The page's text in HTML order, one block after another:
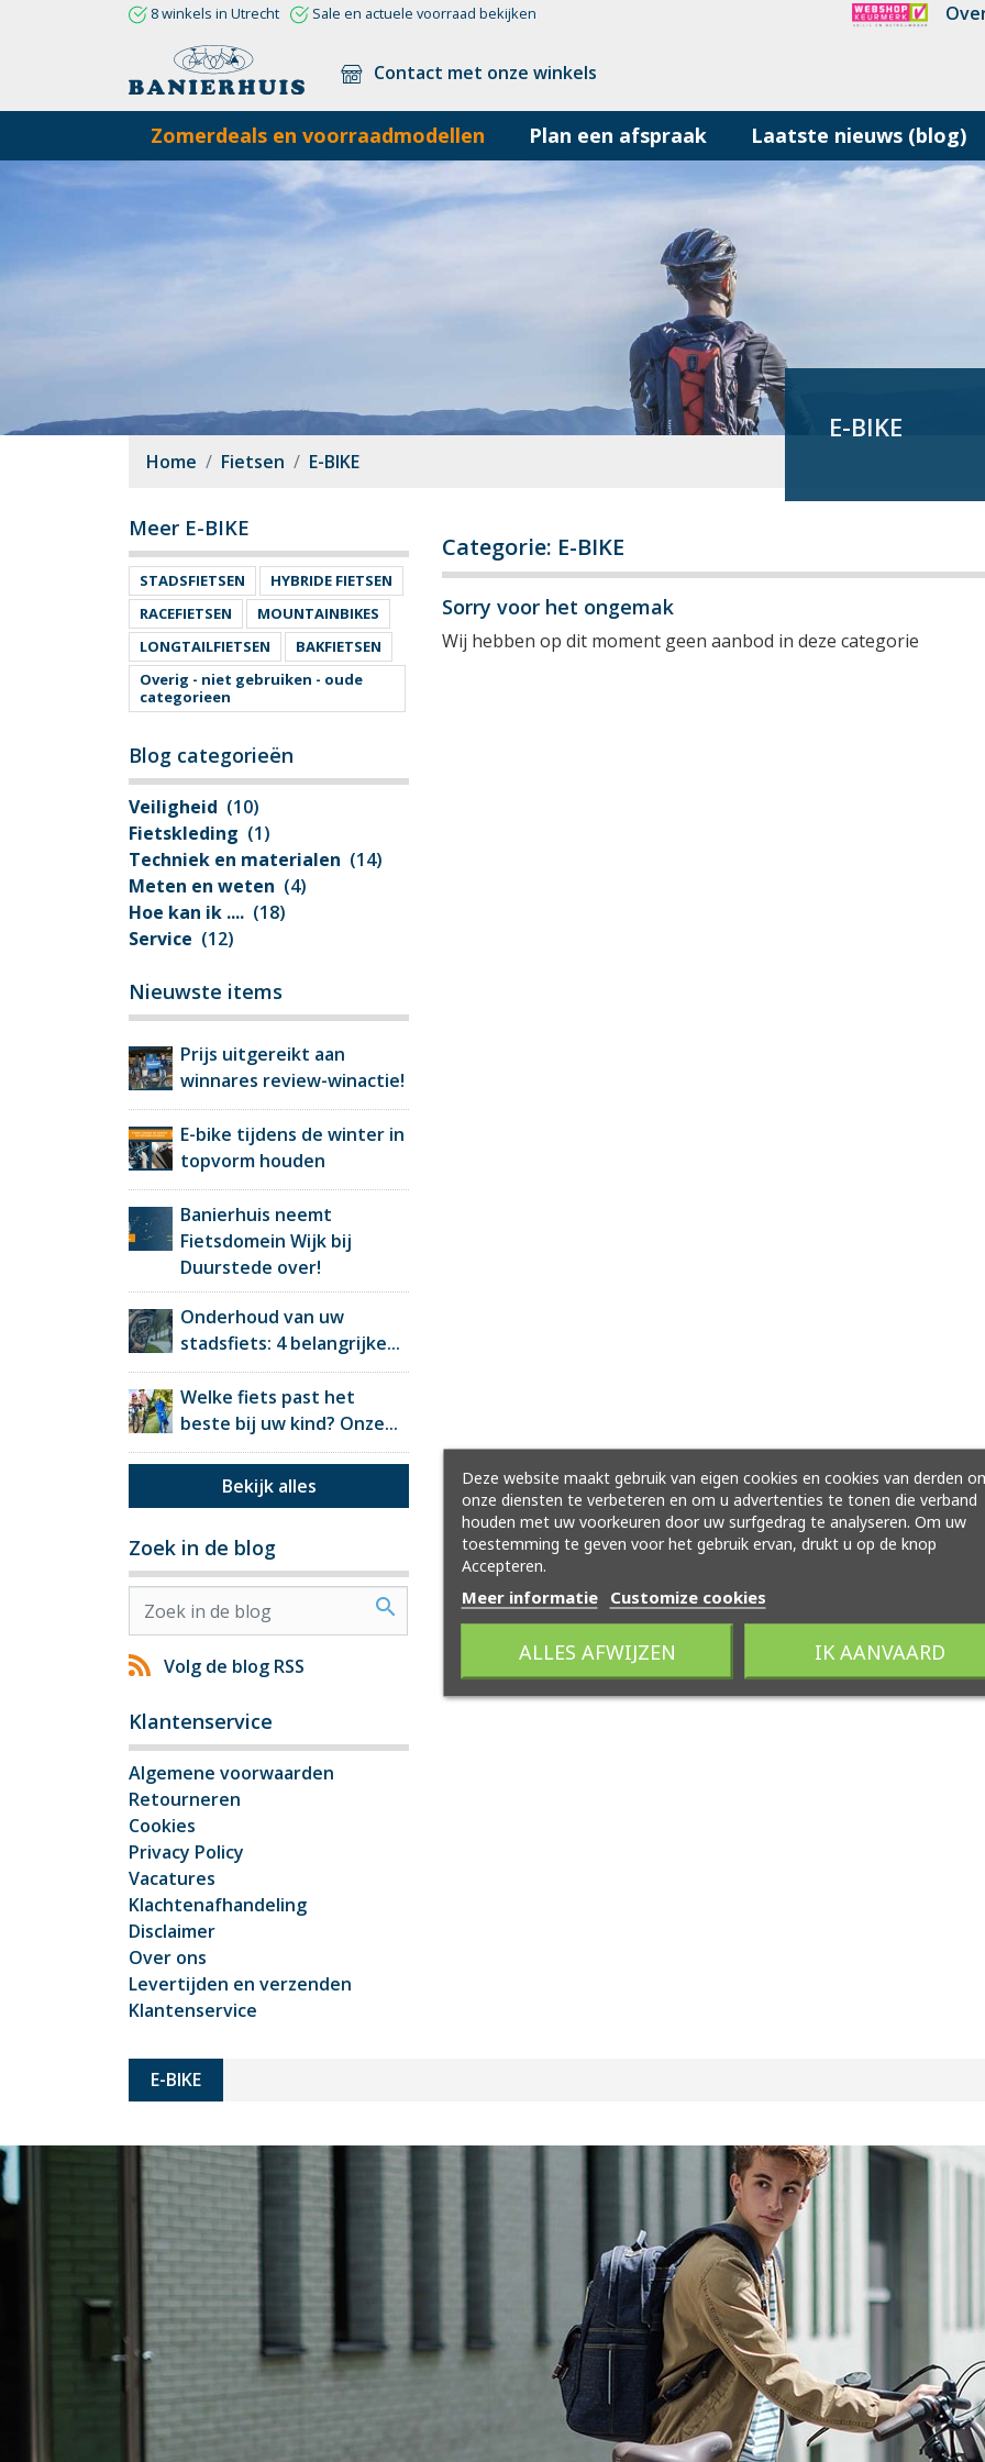
8 winkels in Utrecht Sale en actuele voorraad bekijken
Contact met onze winkels
Zomerdeals en voorraadmodellen Plan een afspraak Laatste nieuws (blog)
E-BIKE
Home Fietsen E-BIKE
Meer E-BIKE
STADSFIETSEN
HYBRIDE FIETSEN
RACEFIETSEN
MOUNTAINBIKES
LONGTAILFIETSEN
BAKFIETSEN
Overig - niet gebruiken - oude
categorieen
Blog categorieën
Veiligheid (10)
Fietskleding (1)
Techniek en materialen (14)
Meten en weten (4)
Hoe kan ik .... (18)
Service (12)
Nieuwste items
Prijs uitgereikt aan
winnares review-winactie!
E-bike tijdens de winter in
topvorm houden
Banierhuis neemt
Fietsdomein Wijk bij
Duurstede over!
Onderhoud van uw
stadsfiets: 4 belangrijke...
Welke fiets past het
beste bij uw kind? Onze...
Bekijk alles
Zoek in de blog
search
Volg de blog RSS
Klantenservice
Algemene voorwaarden
Retourneren
Cookies
Privacy Policy
Vacatures
Klachtenafhandeling
Disclaimer
Over ons
Levertijden en verzenden
Klantenservice
Categorie: E-BIKE
Sorry voor het ongemak
Wij hebben op dit moment geen aanbod in deze categorie
E-BIKE
Deze website maakt gebruik van eigen cookies en cookies van derden
onze diensten te verbeteren en om u advertenties te tonen die verband
houden met uw voorkeuren door uw surfgedrag te analyseren. Om uw
toestemming te geven voor het gebruik ervan, drukt u op de knop
Accepteren.
Meer informatie Customize cookies
ALLES AFWIJZEN IK AANVAARD